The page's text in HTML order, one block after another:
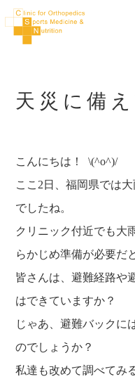
天災に備
こんにちは！ \(^o^)/
ここ2日、福岡県では
でしたね。
クリニック付近でも大
らかじめ準備が必要だ
皆さんは、避難経路や
はできていますか？
じゃあ、避難バックに
のでしょうか？
私達も改めて調べてみ